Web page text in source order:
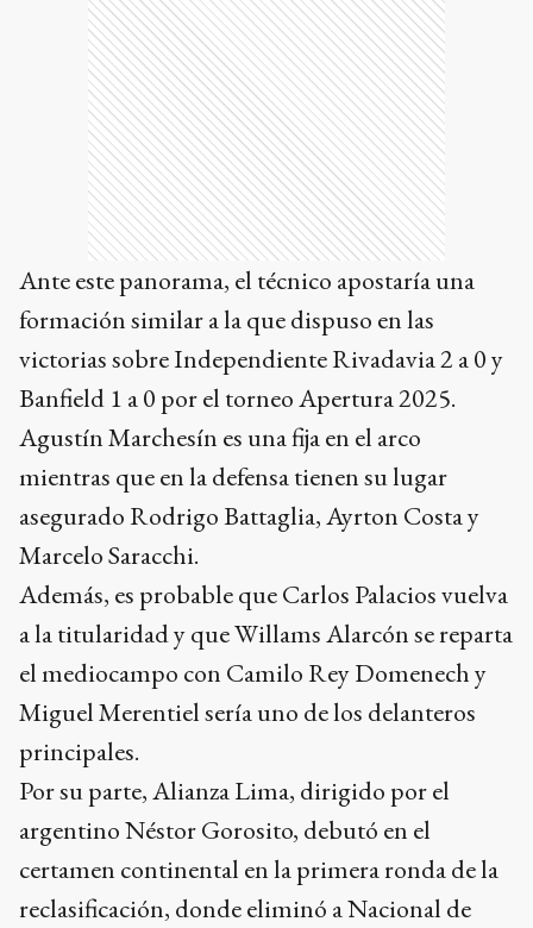
Ante este panorama, el técnico apostaría una
formación similar a la que dispuso en las
victorias sobre Independiente Rivadavia 2 a 0 y
Banfield 1 a 0 por el torneo Apertura 2025.
Agustín Marchesín es una fija en el arco
mientras que en la defensa tienen su lugar
asegurado Rodrigo Battaglia, Ayrton Costa y
Marcelo Saracchi.
Además, es probable que Carlos Palacios vuelva
a la titularidad y que Willams Alarcón se reparta
el mediocampo con Camilo Rey Domenech y
Miguel Merentiel sería uno de los delanteros
principales.
Por su parte, Alianza Lima, dirigido por el
argentino Néstor Gorosito, debutó en el
certamen continental en la primera ronda de la
reclasificación, donde eliminó a Nacional de